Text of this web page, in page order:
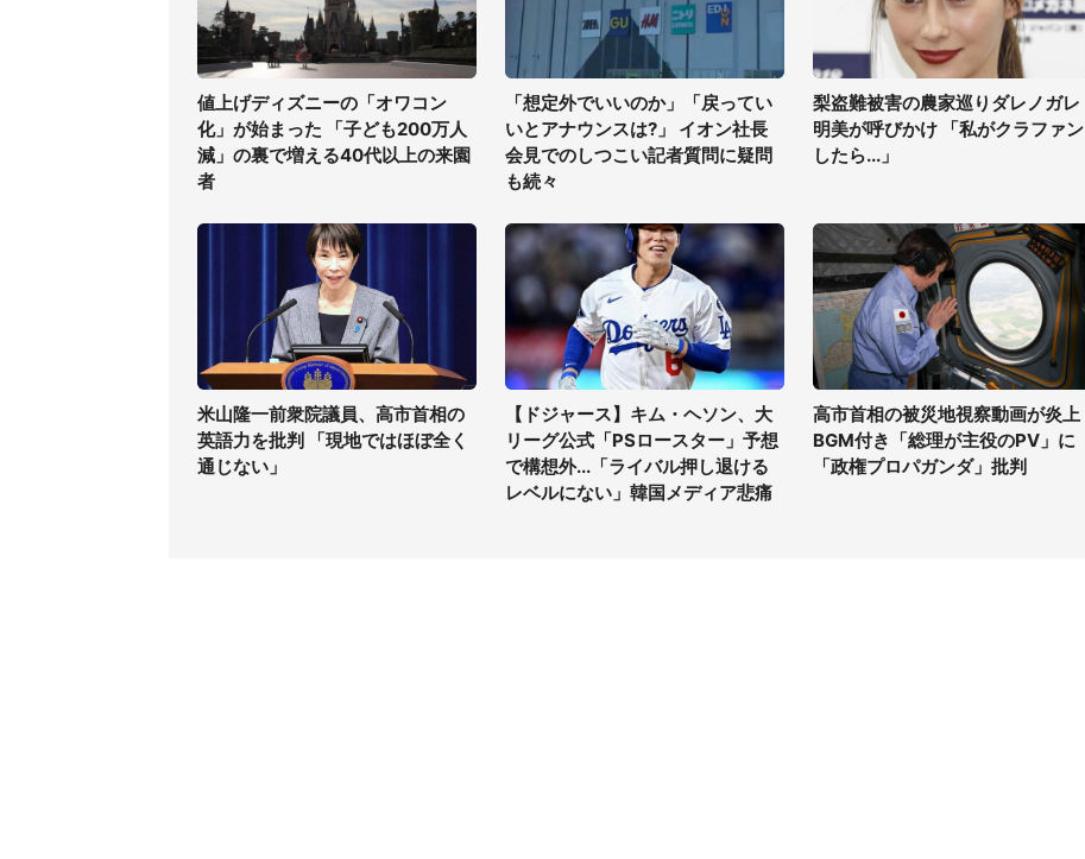
値上げディズニーの「オワコン
化」が始まった 「子ども200万人
減」の裏で増える40代以上の来園
者
「想定外でいいのか」「戻ってい
いとアナウンスは?」 イオン社長
会見でのしつこい記者質問に疑問
も続々
梨盗難被害の農家巡りダレノガレ
明美が呼びかけ 「私がクラファン
したら...」
米山隆一前衆院議員、高市首相の
英語力を批判 「現地ではほぼ全く
通じない」
【ドジャース】キム・ヘソン、大
リーグ公式「PSロースター」予想
で構想外...「ライバル押し退ける
レベルにない」韓国メディア悲痛
高市首相の被災地視察動画が炎上
BGM付き「総理が主役のPV」に
「政権プロパガンダ」批判